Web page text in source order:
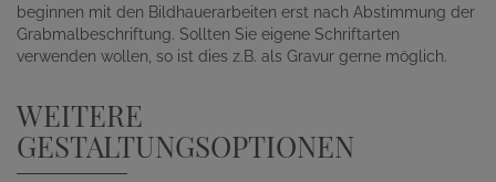
beginnen mit den Bildhauerarbeiten erst nach Abstimmung der
Grabmalbeschriftung. Sollten Sie eigene Schriftarten
verwenden wollen, so ist dies z.B. als Gravur gerne möglich.
WEITERE
GESTALTUNGSOPTIONEN